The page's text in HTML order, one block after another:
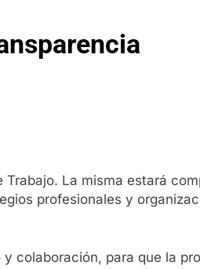
La misma estará
profesionales y
colaboración, para que la